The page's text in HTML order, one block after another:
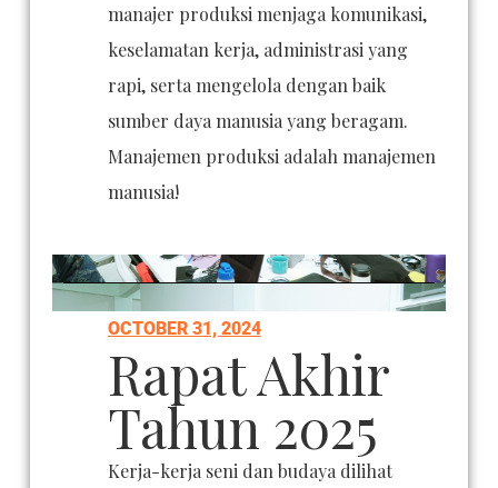
manajer produksi menjaga komunikasi,
keselamatan kerja, administrasi yang
rapi, serta mengelola dengan baik
sumber daya manusia yang beragam.
Manajemen produksi adalah manajemen
manusia!
OCTOBER 31, 2024
Rapat Akhir
Tahun 2025
Kerja-kerja seni dan budaya dilihat